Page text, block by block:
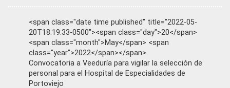
<span class="date time published" title="2022-05-
20T18:19:33-0500"><span class="day">20</span>
<span class="month">May</span> <span
class="year">2022</span></span>
Convocatoria a Veeduría para vigilar la selección de
personal para el Hospital de Especialidades de
Portoviejo